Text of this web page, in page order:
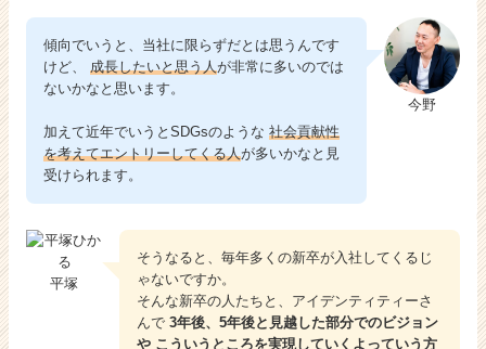
今野
傾向でいうと、当社に限らずだとは思うんです
けど、 成長したいと思う人が非常に多いのでは
ないかなと思います。
加えて近年でいうとSDGsのような 社会貢献性
を考えてエントリーしてくる人が多いかなと見
受けられます。
平塚
そうなると、毎年多くの新卒が入社してくるじ
ゃないですか。
そんな新卒の人たちと、アイデンティティーさ
んで3年後、5年後と見越した部分でのビジョン
や こういうところを実現していくよっていう方